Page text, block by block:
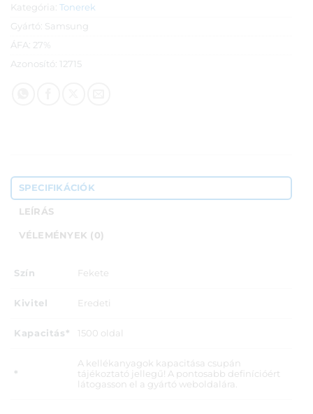
Kategória: Tonerek
Gyártó: Samsung
ÁFA: 27%
Azonosító: 12715
SPECIFIKÁCIÓK
LEÍRÁS
VÉLEMÉNYEK (0)
Szín Fekete
Kivitel Eredeti
Kapacitás* 1500 oldal
*
A kellékanyagok kapacitása csupán
tájékoztató jellegű! A pontosabb definícióért
látogasson el a gyártó weboldalára.